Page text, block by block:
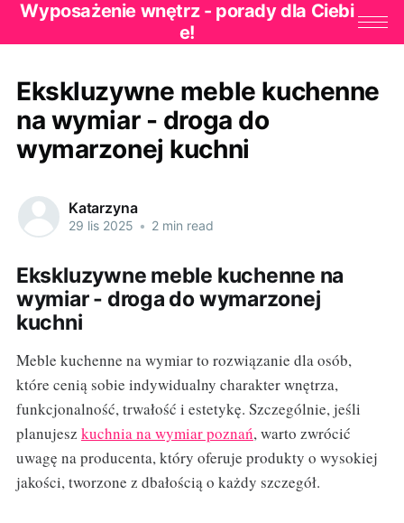
Wyposażenie wnętrz - porady dla Ciebi
e!
Ekskluzywne meble kuchenne
na wymiar - droga do
wymarzonej kuchni
Katarzyna
29 lis 2025 • 2 min read
Ekskluzywne meble kuchenne na
wymiar - droga do wymarzonej
kuchni
Meble kuchenne na wymiar to rozwiązanie dla osób,
które cenią sobie indywidualny charakter wnętrza,
funkcjonalność, trwałość i estetykę. Szczególnie, jeśli
planujesz kuchnia na wymiar poznań, warto zwrócić
uwagę na producenta, który oferuje produkty o wysokiej
jakości, tworzone z dbałością o każdy szczegół.